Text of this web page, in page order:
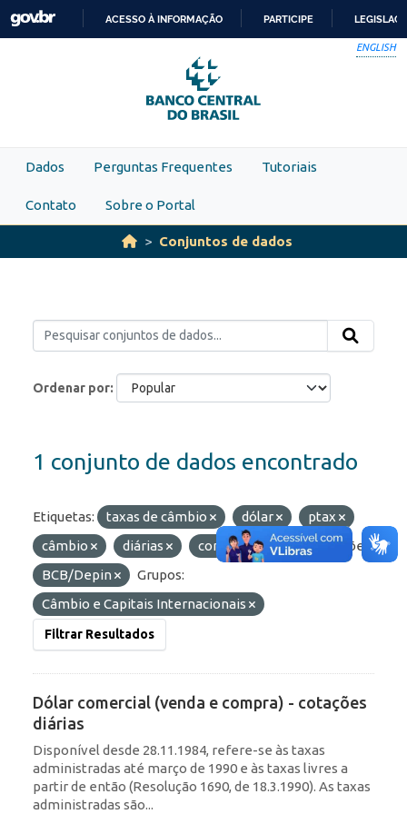
Skip to main content
PARA
O
CONTEÚDO
ACESSO À INFORMAÇÃO PARTICIPE
ENGLISH
Dados Perguntas Frequentes Tutoriais
Contato Sobre o Portal
Conjuntos de dados
Ordenar por
1 conjunto de dados encontrado
Etiquetas: taxas de câmbio dólar
ptax
câmbio
diárias comercial
Organizações:
BCB/Depin
Grupos:
Câmbio e Capitais Internacionais
Filtrar Resultados
Dólar comercial (venda e compra) - cotações
diárias
Disponível desde 28.11.1984, refere-se às taxas
administradas até março de 1990 e às taxas livres a
partir de então (Resolução 1690, de 18.3.1990). As taxas
administradas são...